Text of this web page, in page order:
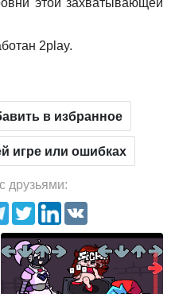
этой захватывающей
2play.
в избранное
игре или ошибках
друзьями: